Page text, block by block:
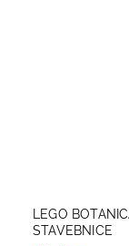
LEGO
STAVEBNICE